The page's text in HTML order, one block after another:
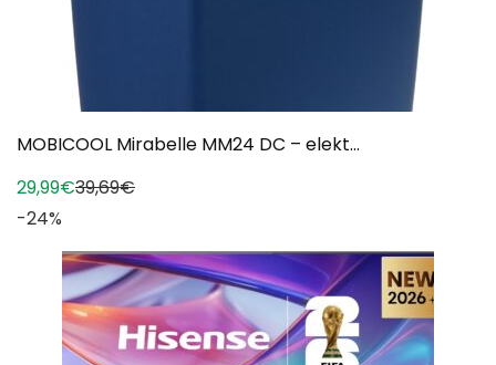
MOBICOOL Mirabelle MM24 DC – elekt...
29,99€39,69€
-24%